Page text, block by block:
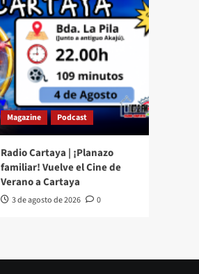
Magazine Podcast
Radio Cartaya | ¡Planazo
familiar! Vuelve el Cine de
Verano a Cartaya
3 de agosto de 2026 0